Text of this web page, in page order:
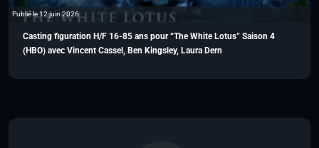
Publié le 12 juin 2026
Casting figuration H/F 16-85 ans pour “The White Lotus” Saison 4
(HBO) avec Vincent Cassel, Ben Kingsley, Laura Dern